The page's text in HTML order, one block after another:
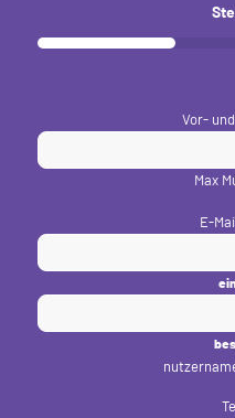
33%
Vor-
Max
E-